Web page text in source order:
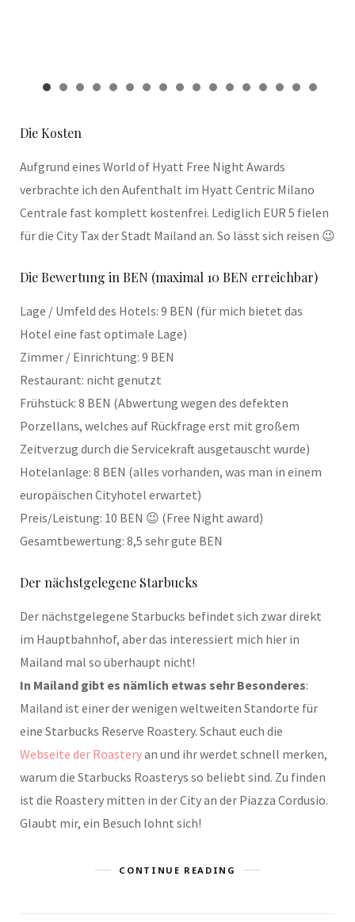
Die Kosten
Aufgrund eines World of Hyatt Free Night Awards
verbrachte ich den Aufenthalt im Hyatt Centric Milano
Centrale fast komplett kostenfrei. Lediglich EUR 5 fielen
für die City Tax der Stadt Mailand an. So lässt sich reisen 😉
Die Bewertung in BEN (maximal 10 BEN erreichbar)
Lage / Umfeld des Hotels: 9 BEN (für mich bietet das
Hotel eine fast optimale Lage)
Zimmer / Einrichtung: 9 BEN
Restaurant: nicht genutzt
Frühstück: 8 BEN (Abwertung wegen des defekten
Porzellans, welches auf Rückfrage erst mit großem
Zeitverzug durch die Servicekraft ausgetauscht wurde)
Hotelanlage: 8 BEN (alles vorhanden, was man in einem
europäischen Cityhotel erwartet)
Preis/Leistung: 10 BEN 😉 (Free Night award)
Gesamtbewertung: 8,5 sehr gute BEN
Der nächstgelegene Starbucks
Der nächstgelegene Starbucks befindet sich zwar direkt
im Hauptbahnhof, aber das interessiert mich hier in
Mailand mal so überhaupt nicht!
In Mailand gibt es nämlich etwas sehr Besonderes:
Mailand ist einer der wenigen weltweiten Standorte für
eine Starbucks Reserve Roastery. Schaut euch die
Webseite der Roasteryan und ihr werdet schnell merken,
warum die Starbucks Roasterys so beliebt sind. Zu finden
ist die Roastery mitten in der City an der Piazza Cordusio.
Glaubt mir, ein Besuch lohnt sich!
CONTINUE READING